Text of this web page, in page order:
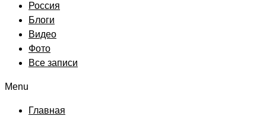
Россия
Блоги
Видео
Фото
Все записи
Menu
Главная